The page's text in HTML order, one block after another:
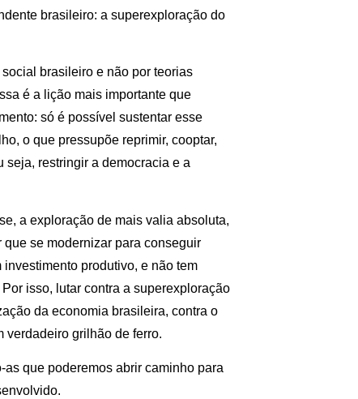
brasileiro: a superexploração do
brasileiro e não por teorias
é a lição mais importante que
só é possível sustentar esse
o que pressupõe reprimir, cooptar,
restringir a democracia e a
a exploração de mais valia absoluta,
se modernizar para conseguir
produtivo, e não tem
isso, lutar contra a superexploração
da economia brasileira, contra o
verdadeiro grilhão de ferro.
que poderemos abrir caminho para